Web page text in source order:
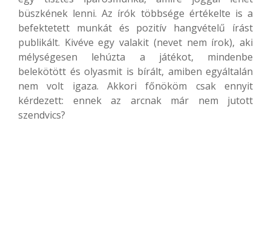
büszkének lenni. Az írók többsége értékelte is a
befektetett munkát és pozitív hangvételű írást
publikált. Kivéve egy valakit (nevet nem írok), aki
mélységesen lehúzta a játékot, mindenbe
belekötött és olyasmit is bírált, amiben egyáltalán
nem volt igaza. Akkori főnököm csak ennyit
kérdezett: ennek az arcnak már nem jutott
szendvics?